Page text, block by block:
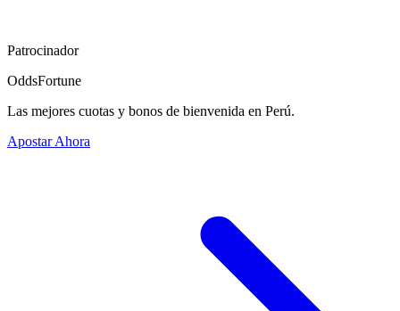
Patrocinador
OddsFortune
Las mejores cuotas y bonos de bienvenida en Perú.
Apostar Ahora